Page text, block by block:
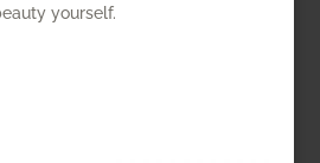
yourself.